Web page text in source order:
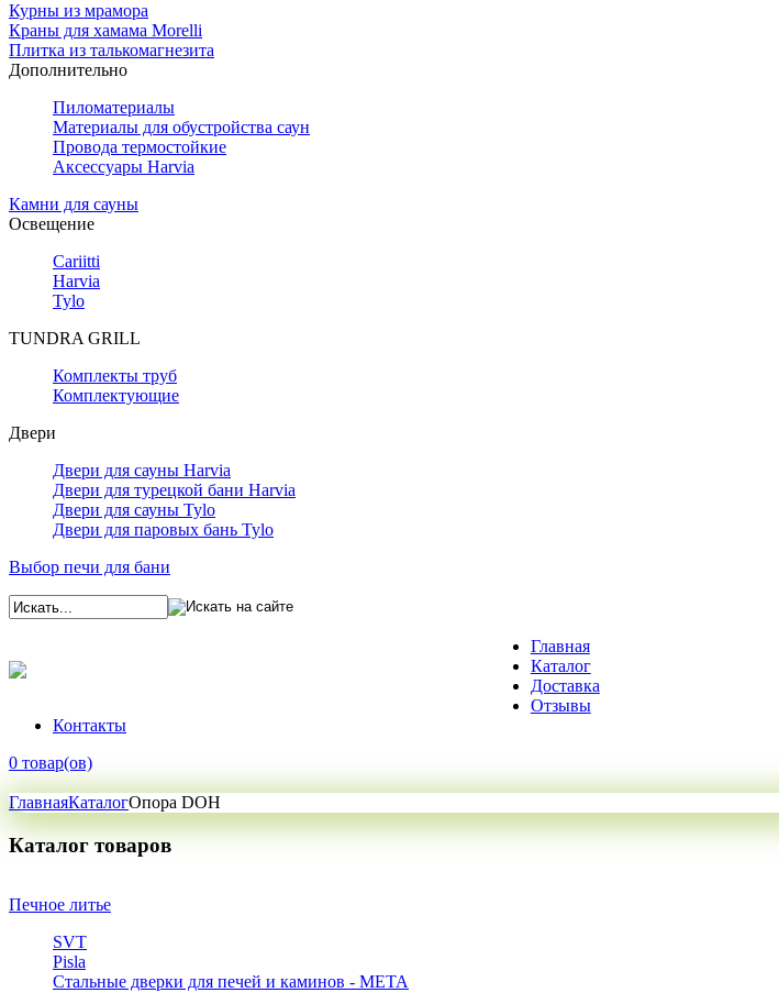
Курны из мрамора
Краны для хамама Morelli
Плитка из талькомагнезита
Дополнительно
Пиломатериалы
Материалы для обустройства саун
Провода термостойкие
Аксессуары Harvia
Камни для сауны
Освещение
Cariitti
Harvia
Tylo
TUNDRA GRILL
Комплекты труб
Комплектующие
Двери
Двери для сауны Harvia
Двери для турецкой бани Harvia
Двери для сауны Tylo
Двери для паровых бань Tylo
Выбор печи для бани
Главная
Каталог
Доставка
Отзывы
Контакты
0 товар(ов)
ГлавнаяКаталогОпора DOH
Каталог товаров
Печное литье
SVT
Pisla
Стальные дверки для печей и каминов - META